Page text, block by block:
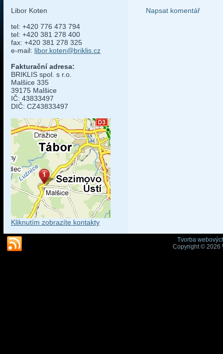
Libor Koten
tel: +420 776 473 794
tel: +420 381 278 400
fax: +420 381 278 325
e-mail: libor.koten@briklis.cz
Fakturační adresa:
BRIKLIS spol. s r.o.
Malšice 335
39175 Malšice
IČ: 43833497
DIČ: CZ43833497
Kliknutím zobrazíte kontakty
Napsat komentář
Tvorba
Copyright © 2026